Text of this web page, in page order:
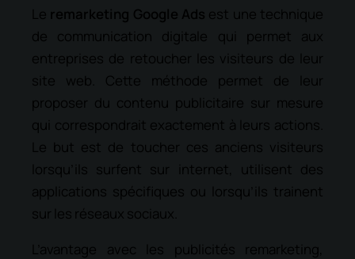
Le remarketing Google Ads est une technique
de communication digitale qui permet aux
entreprises de retoucher les visiteurs de leur
site web. Cette méthode permet de leur
proposer du contenu publicitaire sur mesure
qui correspondrait exactement à leurs actions.
Le but est de toucher ces anciens visiteurs
lorsqu’ils surfent sur internet, utilisent des
applications spécifiques ou lorsqu’ils trainent
sur les réseaux sociaux.
L’avantage avec les publicités remarketing,